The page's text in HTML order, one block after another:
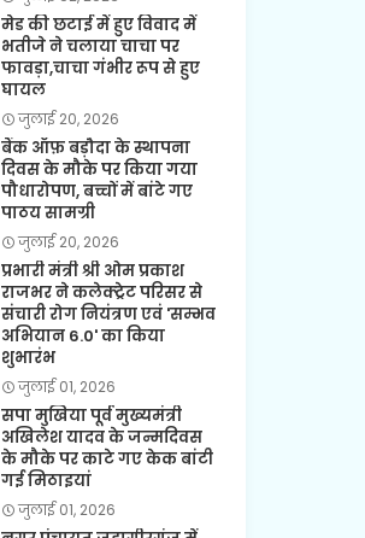
मेड की छटाई में हुए विवाद में
भतीजे ने चलाया चाचा पर
फावड़ा,चाचा गंभीर रूप से हुए
घायल
जुलाई 20, 2026
बैंक ऑफ़ बड़ौदा के स्थापना
दिवस के मौके पर किया गया
पौधारोपण, बच्चों में बांटे गए
पाठय सामग्री
जुलाई 20, 2026
प्रभारी मंत्री श्री ओम प्रकाश
राजभर ने कलेक्ट्रेट परिसर से
संचारी रोग नियंत्रण एवं 'सम्भव
अभियान 6.0' का किया
शुभारंभ
जुलाई 01, 2026
सपा मुखिया पूर्व मुख्यमंत्री
अखिलेश यादव के जन्मदिवस
के मौके पर काटे गए केक बांटी
गई मिठाइयां
जुलाई 01, 2026